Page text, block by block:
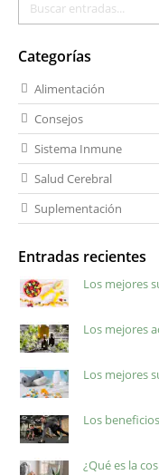
Categorías
Alimentación
Consejos
Sistema Inmune
Salud Cerebral
Suplementación
Entradas recientes
Los mejores
Los mejores
Los mejores
Los
¿Qué es la